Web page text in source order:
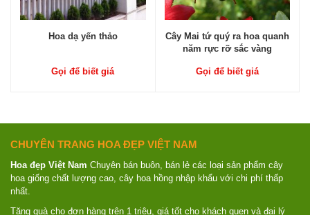
Hoa dạ yến thảo
Gọi để biết giá
Cây Mai tứ quý ra hoa quanh
năm rực rỡ sắc vàng
Gọi để biết giá
CHUYÊN TRANG HOA ĐẸP VIỆT NAM
Hoa đẹp Việt Nam Chuyên bán buôn, bán lẻ các loại sản phẩm cây
hoa giống chất lượng cao, cây hoa hồng nhập khẩu với chi phí thấp
nhất.
Tặng quà cho đơn hàng trên 1 triệu, giá tốt cho khách quen và đại lý